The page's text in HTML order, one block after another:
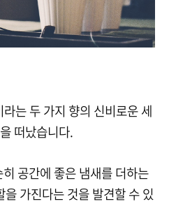
는 두 가지 향의 신비로운 세
떠났습니다.
공간에 좋은 냄새를 더하는
가진다는 것을 발견할 수 있